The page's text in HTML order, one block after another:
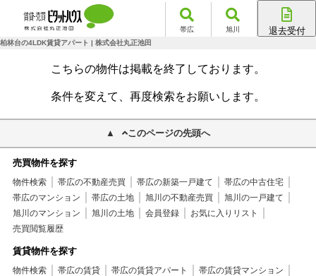
帯広 旭川 退去受付
柏林台の4LDK賃貸アパート | 株式会社丸正池田
こちらの物件は掲載を終了しております。
条件を変えて、再度検索をお願いします。
このページの先頭へ
売買物件を探す
物件検索 帯広の不動産売買 帯広の新築一戸建て
帯広の中古住宅
帯広のマンション
帯広の土地 旭川の不動産売買
旭川の一戸建て
旭川のマンション
旭川の土地 会員登録
お気に入りリスト
売買閲覧履歴
賃貸物件を探す
物件検索 帯広の賃貸 帯広の賃貸アパート
帯広の賃貸マンション